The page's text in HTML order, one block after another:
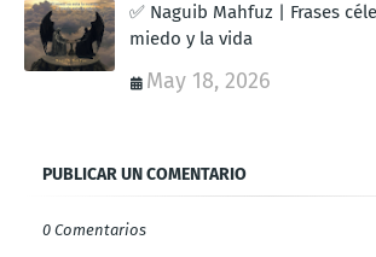
✅ Naguib Mahfuz | Frases
miedo y la vida
May 18, 2026
PUBLICAR UN COMENTARIO
0 Comentarios